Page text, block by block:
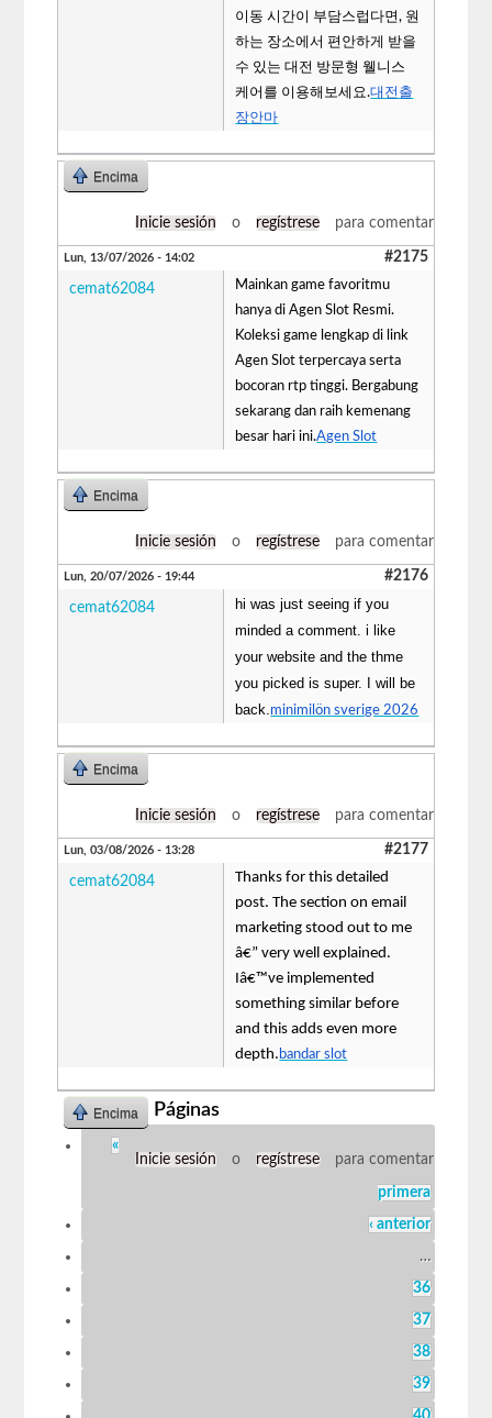
이동 시간이 부담스럽다면, 원
하는 장소에서 편안하게 받을
수 있는 대전 방문형 웰니스
케어를 이용해보세요.대전출
장안마
Encima
Inicie sesión o regístrese para comentar
Lun, 13/07/2026 - 14:02 #2175
cemat62084
Mainkan game favoritmu
hanya di Agen Slot Resmi.
Koleksi game lengkap di link
Agen Slot terpercaya serta
bocoran rtp tinggi. Bergabung
sekarang dan raih kemenang
besar hari ini.Agen Slot
Encima
Inicie sesión o regístrese para comentar
Lun, 20/07/2026 - 19:44 #2176
cemat62084
hi was just seeing if you
minded a comment. i like
your website and the thme
you picked is super. I will be
back. minimilön sverige 2026
Encima
Inicie sesión o regístrese para comentar
Lun, 03/08/2026 - 13:28 #2177
cemat62084
Thanks for this detailed
post. The section on email
marketing stood out to me
â€” very well explained.
Iâ€™ve implemented
something similar before
and this adds even more
depth. bandar slot
Encima
Inicie sesión o regístrese para comentar
Páginas
«
primera
‹ anterior
…
36
37
38
39